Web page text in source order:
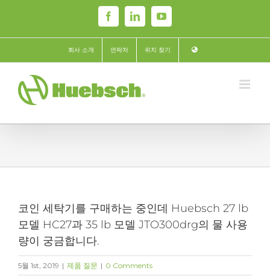
content
FacebookLinkedInYouTube
회사 소개 연락처 위치 찾기
코인 세탁기를 구매하는 중인데 Huebsch 27 lb
모델 HC27과 35 lb 모델 JTO300drg의 물 사용
량이 궁금합니다.
5월 1st, 2019 | 제품 질문 | 0 Comments